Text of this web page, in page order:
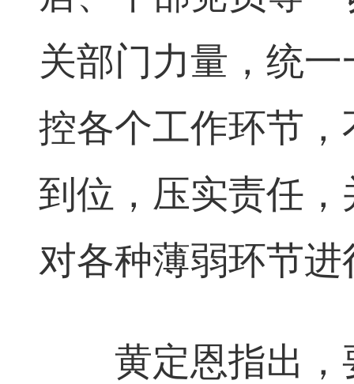
关部门力量，统
控各个工作环节
到位，压实责任
对各种薄弱环节
黄定恩指出，